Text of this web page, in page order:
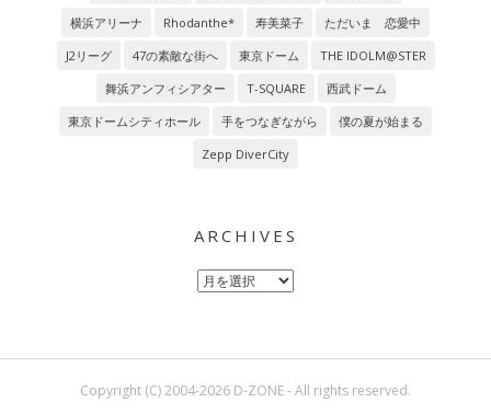
横浜アリーナ
Rhodanthe* 寿美菜子
ただいま 恋愛中
J2リーグ
47の素敵な街へ 東京ドーム
THE IDOLM@STER
舞浜アンフィシアター
T-SQUARE
西武ドーム
東京ドームシティホール
手をつなぎながら
僕の夏が始まる
Zepp DiverCity
ARCHIVES
Archives
Copyright (C) 2004-2026 D-ZONE - All rights reserved.